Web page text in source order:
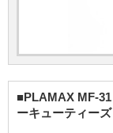
■PLAMAX MF-
ーキューティー